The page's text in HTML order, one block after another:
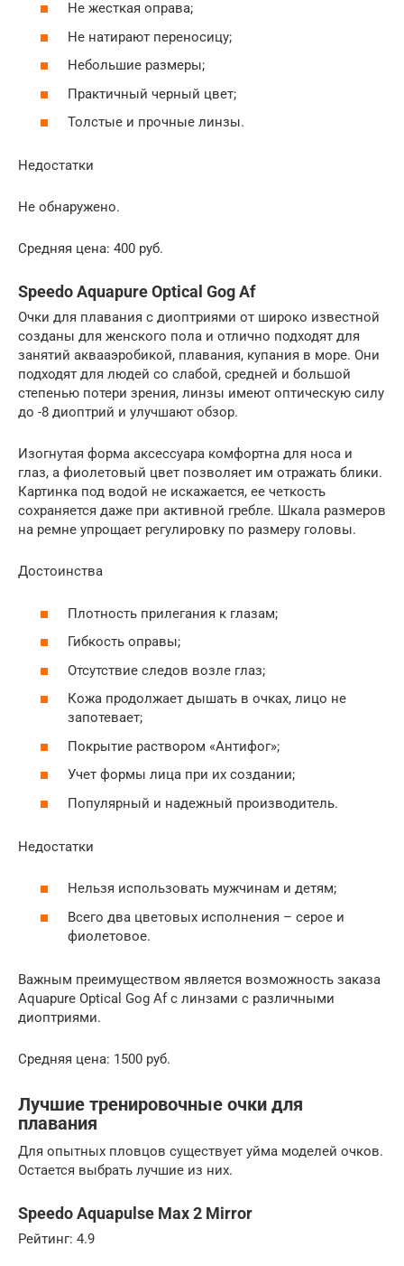
Не жесткая оправа;
Не натирают переносицу;
Небольшие размеры;
Практичный черный цвет;
Толстые и прочные линзы.
Недостатки
Не обнаружено.
Средняя цена: 400 руб.
Speedo Aquapure Optical Gog Af
Очки для плавания с диоптриями от широко известной
созданы для женского пола и отлично подходят для
занятий аквааэробикой, плавания, купания в море. Они
подходят для людей со слабой, средней и большой
степенью потери зрения, линзы имеют оптическую силу
до -8 диоптрий и улучшают обзор.
Изогнутая форма аксессуара комфортна для носа и
глаз, а фиолетовый цвет позволяет им отражать блики.
Картинка под водой не искажается, ее четкость
сохраняется даже при активной гребле. Шкала размеров
на ремне упрощает регулировку по размеру головы.
Достоинства
Плотность прилегания к глазам;
Гибкость оправы;
Отсутствие следов возле глаз;
Кожа продолжает дышать в очках, лицо не
запотевает;
Покрытие раствором «Антифог»;
Учет формы лица при их создании;
Популярный и надежный производитель.
Недостатки
Нельзя использовать мужчинам и детям;
Всего два цветовых исполнения – серое и
фиолетовое.
Важным преимуществом является возможность заказа
Aquapure Optical Gog Af с линзами с различными
диоптриями.
Средняя цена: 1500 руб.
Лучшие тренировочные очки для
плавания
Для опытных пловцов существует уйма моделей очков.
Остается выбрать лучшие из них.
Speedo Aquapulse Max 2 Mirror
Рейтинг: 4.9